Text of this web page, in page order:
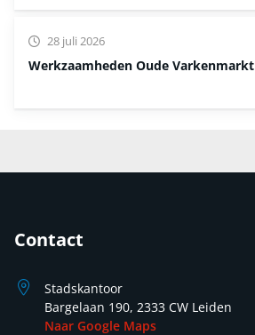
Werkzaamheden Oude Varkenmarkt
28 juli 2026
Contact
Stadskantoor
Bargelaan 190, 2333 CW Leiden
Naar Google Maps